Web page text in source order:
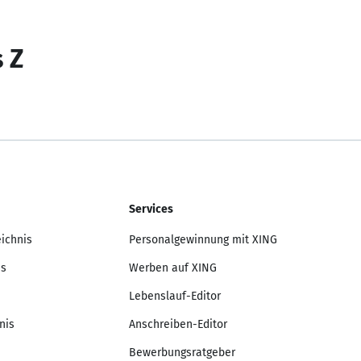
Z
Services
Personalgewinnung mit XING
Werben auf XING
Lebenslauf-Editor
Anschreiben-Editor
Bewerbungsratgeber